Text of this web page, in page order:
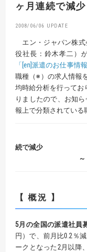
ヶ月連続で減少
2008/06/06
エン・ジャパン株式
役社長：鈴木孝二）
「[en]派遣のお仕事情報
職種 （※） の求人情報
均時給分析を行ってお
りましたので、お知
報上で分類されている
続で減少
～ 2月をピー
【 概況 】
5月の全国の派遣社員
円）で、前月比0.2％
ークとなった2月以降